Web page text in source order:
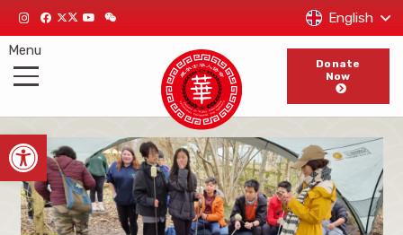
Open toolbar
English
Menu
Donate
Now